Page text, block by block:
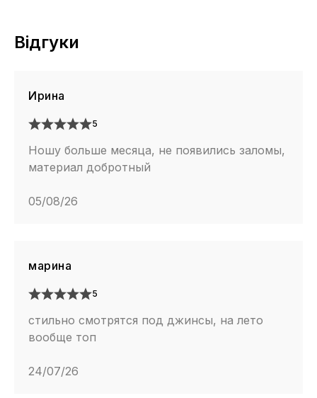
Відгуки
Ирина
5
Ношу больше месяца, не появились заломы,
материал добротный
05/08/26
марина
5
стильно смотрятся под джинсы, на лето
вообще топ
24/07/26